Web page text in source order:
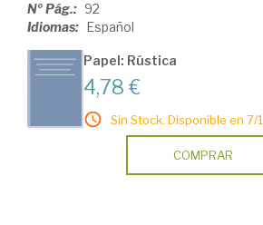
Nº Pág.: 92
Idiomas: Español
Papel: Rústica
4,78 €
Sin Stock. Disponible en 7/
COMPRAR